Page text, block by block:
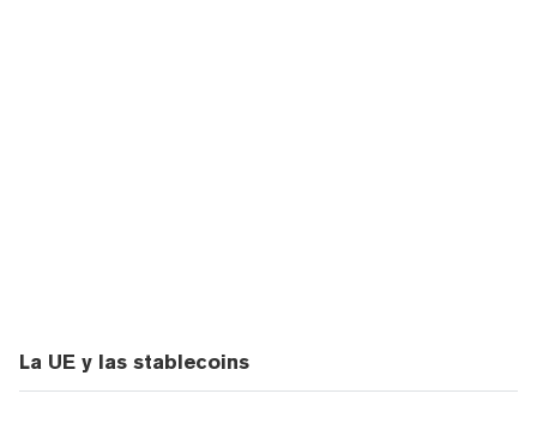
La UE y las stablecoins